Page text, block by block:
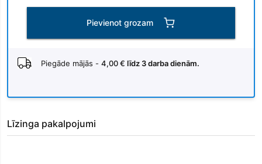
Pievienot grozam
Piegāde mājās - 4,00 € līdz 3 darba dienām.
Līzinga pakalpojumi